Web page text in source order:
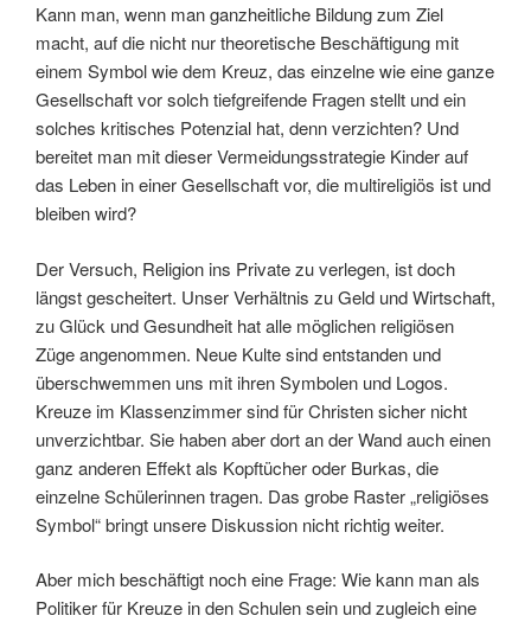
Kann man, wenn man ganzheitliche Bildung zum Ziel
macht, auf die nicht nur theoretische Beschäftigung mit
einem Symbol wie dem Kreuz, das einzelne wie eine ganze
Gesellschaft vor solch tiefgreifende Fragen stellt und ein
solches kritisches Potenzial hat, denn verzichten? Und
bereitet man mit dieser Vermeidungsstrategie Kinder auf
das Leben in einer Gesellschaft vor, die multireligiös ist und
bleiben wird?
Der Versuch, Religion ins Private zu verlegen, ist doch
längst gescheitert. Unser Verhältnis zu Geld und Wirtschaft,
zu Glück und Gesundheit hat alle möglichen religiösen
Züge angenommen. Neue Kulte sind entstanden und
überschwemmen uns mit ihren Symbolen und Logos.
Kreuze im Klassenzimmer sind für Christen sicher nicht
unverzichtbar. Sie haben aber dort an der Wand auch einen
ganz anderen Effekt als Kopftücher oder Burkas, die
einzelne Schülerinnen tragen. Das grobe Raster „religiöses
Symbol“ bringt unsere Diskussion nicht richtig weiter.
Aber mich beschäftigt noch eine Frage: Wie kann man als
Politiker für Kreuze in den Schulen sein und zugleich eine